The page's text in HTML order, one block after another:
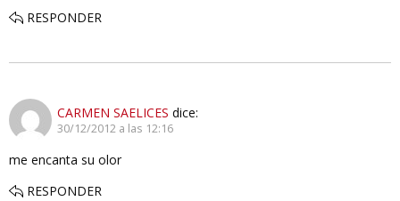
RESPONDER
CARMEN SAELICES dice:
30/12/2012 a las 12:16
me encanta su olor
RESPONDER